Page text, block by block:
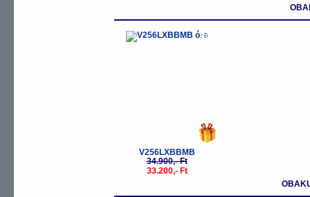
-5%
V256LXBBMB
34.900,- Ft
33.200,- Ft